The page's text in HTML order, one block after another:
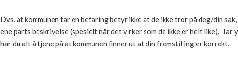
Dvs. at kommunen tar en befaring betyr ikke at de ikke tror på deg/din
ene parts beskrivelse (spesielt når det virker som de ikke er helt like).
har du alt å tjene på at kommunen finner ut at din fremstilling er korrekt.